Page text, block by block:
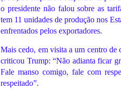
o presidente não falou sobre as
tem 11 unidades de produção nos
enfrentados pelos exportadores.
Mais cedo, em visita a um centro
criticou Trump: “Não adianta ficar
Fale manso comigo, fale com
respeitado”.